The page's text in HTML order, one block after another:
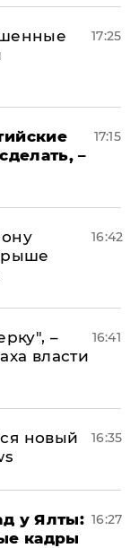
17:25
–
17:15
16:42
–
власти
16:41
новый
16:35
у Ялты:
кадры
16:27